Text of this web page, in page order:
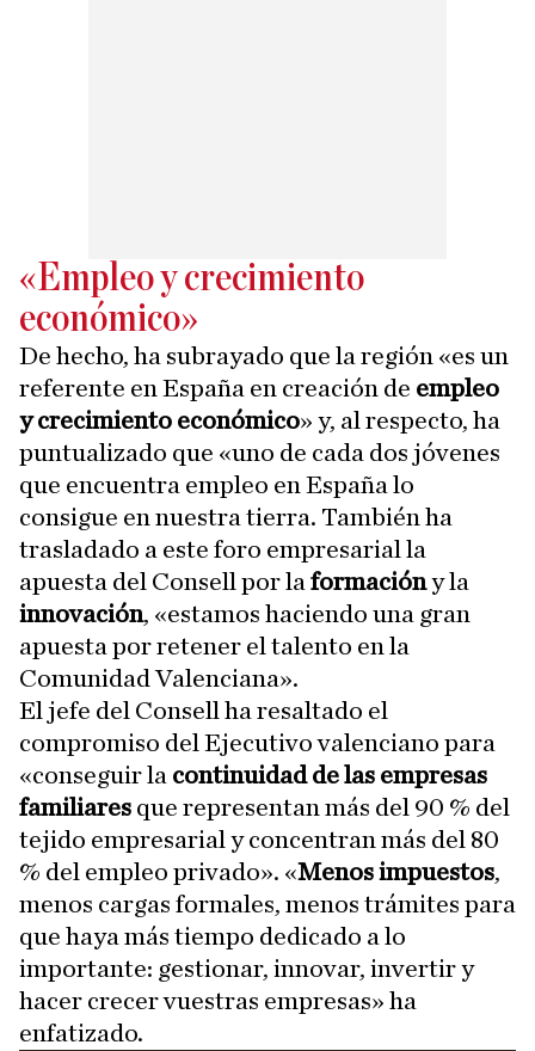
«Empleo y crecimiento
económico»
De hecho, ha subrayado que la región «es un
referente en España en creación de empleo
y crecimiento económico» y, al respecto, ha
puntualizado que «uno de cada dos jóvenes
que encuentra empleo en España lo
consigue en nuestra tierra. También ha
trasladado a este foro empresarial la
apuesta del Consell por laformacióny la
innovación, «estamos haciendo una gran
apuesta por retener el talento en la
Comunidad Valenciana».
El jefe del Consell ha resaltado el
compromiso del Ejecutivo valenciano para
«conseguir la continuidad de las empresas
familiares que representan más del 90 % del
tejido empresarial y concentran más del 80
% del empleo privado». «Menos impuestos,
menos cargas formales, menos trámites para
que haya más tiempo dedicado a lo
importante: gestionar, innovar, invertir y
hacer crecer vuestras empresas» ha
enfatizado.